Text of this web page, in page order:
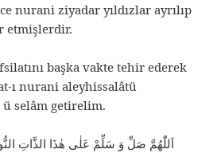
nurani ziyadar yıldızlar ayrılıp
etmişlerdir.
başka vakte tehir ederek
ı nurani aleyhissalâtü
ü selâm getirelim.
اَللّٰهُمَّ صَلِّ وَ سَلِّمْ عَلٰى هٰذَا الذَّاتِ